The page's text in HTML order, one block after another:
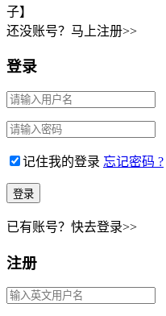
子】
还没账号？马上注册>>
登录
记住我的登录 忘记密码 ?
已有账号？快去登录>>
注册